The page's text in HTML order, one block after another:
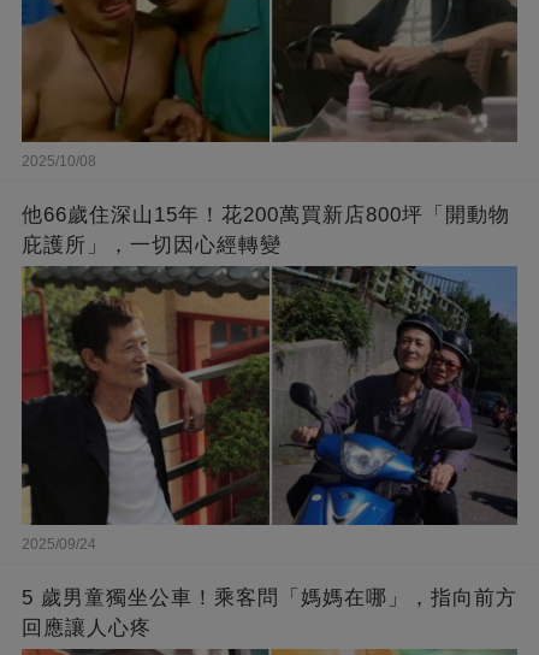
2025/10/08
他66歲住深山15年！花200萬買新店800坪「開動物
庇護所」，一切因心經轉變
2025/09/24
5 歲男童獨坐公車！乘客問「媽媽在哪」，指向前方
回應讓人心疼